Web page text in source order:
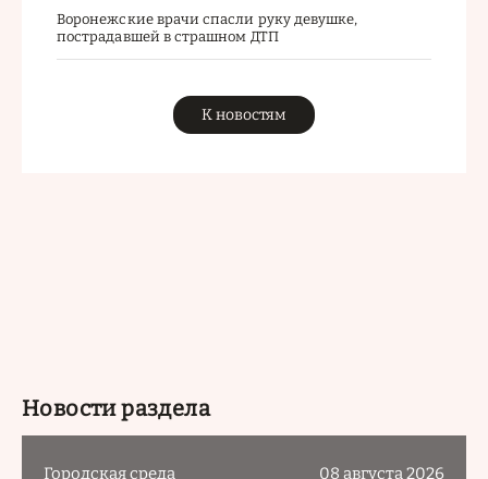
Воронежские врачи спасли руку девушке,
пострадавшей в страшном ДТП
К новостям
Новости раздела
Городская среда 08 августа 2026